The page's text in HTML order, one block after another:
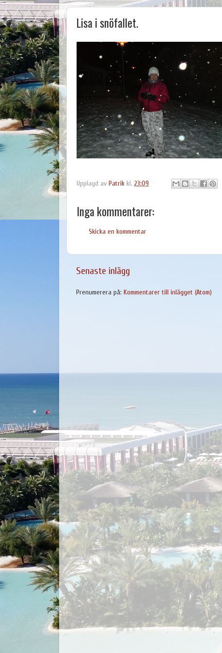
Lisa i snöfallet.
Upplagd av Patrik kl. 23:09
Inga kommentarer:
Skicka en kommentar
Senaste inlägg
Prenumerera på: Kommentarer till inlägget (Atom)